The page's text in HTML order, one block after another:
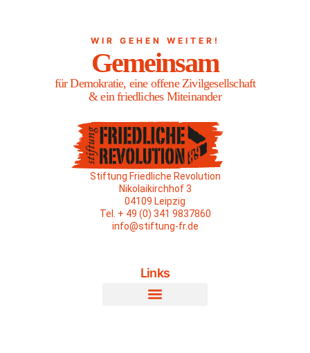
WIR GEHEN WEITER!
Gemeinsam
für Demokratie, eine offene Zivilgesellschaft
& ein friedliches Miteinander
Stiftung Friedliche Revolution
Nikolaikirchhof 3
04109 Leipzig
Tel. + 49 (0) 341 9837860
info@stiftung-fr.de
Links